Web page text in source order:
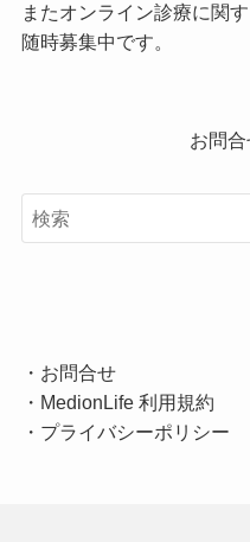
またオンライン診療に関
随時募集中です。
お問
・ お問合せ
・ MedionLife 利用規約
・ プライバシーポリシー